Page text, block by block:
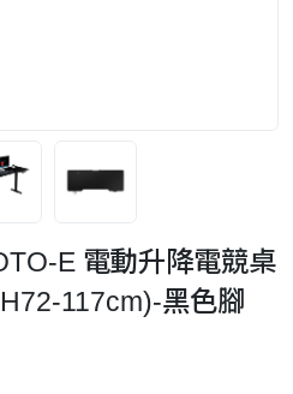
E 電動升降電競桌
117cm)-黑色腳